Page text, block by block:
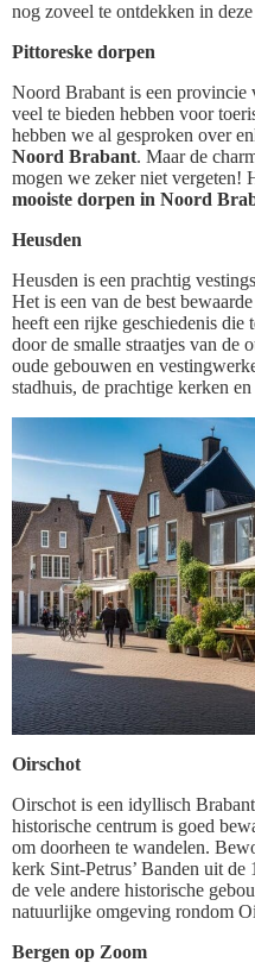
nog zoveel te ontdekken in
Pittoreske dorpen
Noord Brabant is een provincie
veel te bieden hebben voor
hebben we al gesproken over
Noord Brabant. Maar de
mogen we zeker niet vergeten!
mooiste dorpen in Noord
Heusden
Heusden is een prachtig
Het is een van de best
heeft een rijke geschiedenis die
door de smalle straatjes van de
oude gebouwen en
stadhuis, de prachtige kerken
Oirschot
Oirschot is een idyllisch
historische centrum is goed
om doorheen te wandelen.
kerk Sint-Petrus’ Banden uit de
de vele andere historische
natuurlijke omgeving rondom
Bergen op Zoom